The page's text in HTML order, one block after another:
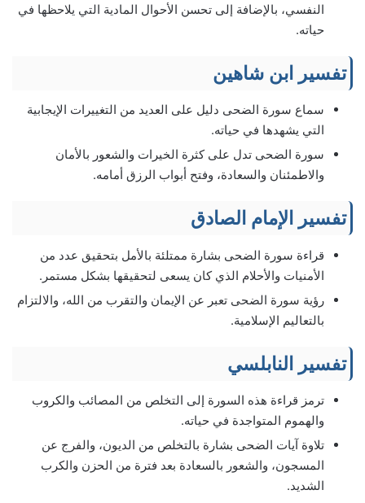
النفسي، بالإضافة إلى تحسن الأحوال المادية التي يلاحظها في
حياته.
تفسير ابن شاهين
سماع سورة الضحى دليل على العديد من التغييرات الإيجابية
التي يشهدها في حياته.
سورة الضحى تدل على كثرة الخيرات والشعور بالأمان
والاطمئنان والسعادة، وفتح أبواب الرزق أمامه.
تفسير الإمام الصادق
قراءة سورة الضحى بشارة ممتلئة بالأمل بتحقيق عدد من
الأمنيات والأحلام الذي كان يسعى لتحقيقها بشكل مستمر.
رؤية سورة الضحى تعبر عن الإيمان والتقرب من الله، والالتزام
بالتعاليم الإسلامية.
تفسير النابلسي
ترمز قراءة هذه السورة إلى التخلص من المصائب والكروب
والهموم المتواجدة في حياته.
تلاوة آيات الضحى بشارة بالتخلص من الديون، والفرج عن
المسجون، والشعور بالسعادة بعد فترة من الحزن والكرب
الشديد.